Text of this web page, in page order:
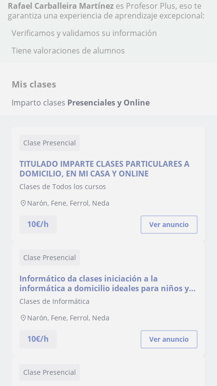
Rafael Carballeira Martínez es Profesor Plus, eso te
garantiza una experiencia de aprendizaje excepcional:
Verificamos y validamos su información
Tiene valoraciones de alumnos
Mis clases
Imparto clases Presenciales y Online
Clase Presencial
TITULADO IMPARTE CLASES PARTICULARES A
DOMICILIO, EN MI CASA Y ONLINE
Clases de Todos los cursos
Narón, Fene, Ferrol, Neda
10€/h Ver anuncio
Clase Presencial
Informático da clases iniciación a la
informática a domicilio ideales para niños y/o
personas mayores
Clases de Informática
Narón, Fene, Ferrol, Neda
10€/h Ver anuncio
Clase Presencial